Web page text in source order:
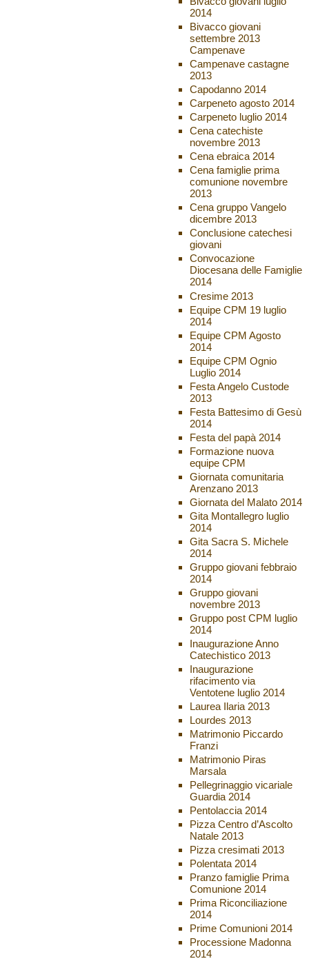
2014
Bivacco giovani
settembre 2013
Campenave
Campenave castagne
2013
Capodanno 2014
Carpeneto agosto 2014
Carpeneto luglio 2014
Cena catechiste
novembre 2013
Cena ebraica 2014
Cena famiglie prima
comunione novembre
2013
Cena gruppo Vangelo
dicembre 2013
Conclusione catechesi
giovani
Convocazione
Diocesana delle Famiglie
2014
Cresime 2013
Equipe CPM 19 luglio
2014
Equipe CPM Agosto
2014
Equipe CPM Ognio
Luglio 2014
Festa Angelo Custode
2013
Festa Battesimo di Gesù
2014
Festa del papà 2014
Formazione nuova
equipe CPM
Giornata comunitaria
Arenzano 2013
Giornata del Malato 2014
Gita Montallegro luglio
2014
Gita Sacra S. Michele
2014
Gruppo giovani febbraio
2014
Gruppo giovani
novembre 2013
Gruppo post CPM luglio
2014
Inaugurazione Anno
Catechistico 2013
Inaugurazione
rifacimento via
Ventotene luglio 2014
Laurea Ilaria 2013
Lourdes 2013
Matrimonio Piccardo
Franzi
Matrimonio Piras
Marsala
Pellegrinaggio vicariale
Guardia 2014
Pentolaccia 2014
Pizza Centro d’Ascolto
Natale 2013
Pizza cresimati 2013
Polentata 2014
Pranzo famiglie Prima
Comunione 2014
Prima Riconciliazione
2014
Prime Comunioni 2014
Processione Madonna
2014